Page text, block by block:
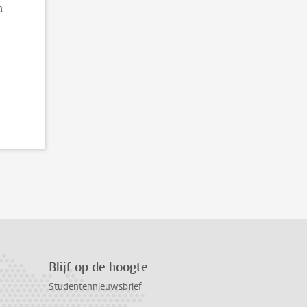
Blijf op de hoogte
Studentennieuwsbrief